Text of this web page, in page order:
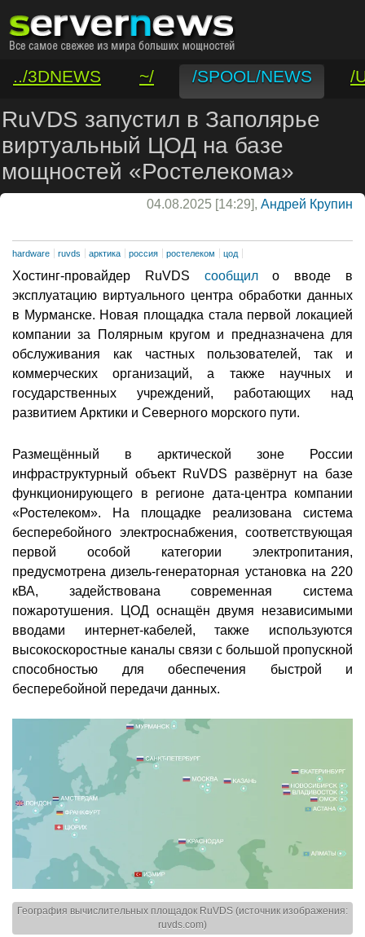
../3DNEWS ~/ /SPOOL/NEWS
/
/VAR/CONTACT
RuVDS запустил в Заполярье
виртуальный ЦОД на базе
мощностей «Ростелекома»
04.08.2025 [14:29], Андрей Крупин
hardware ruvds арктика россия ростелеком цод
Хостинг-провайдер RuVDS сообщило вводе в
эксплуатацию виртуального центра обработки данных
в Мурманске. Новая площадка стала первой локацией
компании за Полярным кругом и предназначена для
обслуживания как частных пользователей, так и
коммерческих организаций, а также научных и
государственных учреждений, работающих над
развитием Арктики и Северного морского пути.
Размещённый в арктической зоне России
инфраструктурный объект RuVDS развёрнут на базе
функционирующего в регионе дата-центра компании
«Ростелеком». На площадке реализована система
бесперебойного электроснабжения, соответствующая
первой особой категории электропитания,
предусмотрена дизель-генераторная установка на 220
кВА, задействована современная система
пожаротушения. ЦОД оснащён двумя независимыми
вводами интернет-кабелей, также используются
высокоскоростные каналы связи с большой пропускной
способностью для обеспечения быстрой и
бесперебойной передачи данных.
География вычислительных площадок RuVDS (источник изображения:
ruvds.com)